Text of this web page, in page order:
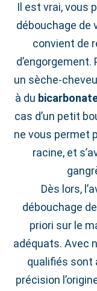
Il est vrai, vous
débouchage de
convient de
d’engorgement.
un sèche-
à du
cas d’un petit
ne vous permet
racine, et
Dès lors,
débouchage
priori sur le
adéquats. Avec
qualifiés sont
précision